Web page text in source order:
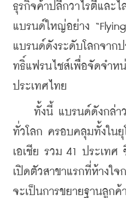
ธุรกิจค้าปลีกวาไรตี้และ
แบรนด์ใหญ่อย่าง
แบรนด์ดังระดับโลกจาก
ทธิ์แฟรนไชส์เพื่อจัดจำหน่
ประเทศไทย
ทั้งนี้ แบรนด์ดังกล่าว
ทั่วโลก ครอบคลุมทั้งใน
เอเชีย รวม 41 ประเทศ
เปิดตัวสาขาแรกที่ห้างใจ
จะเป็นการขยายฐานลูก